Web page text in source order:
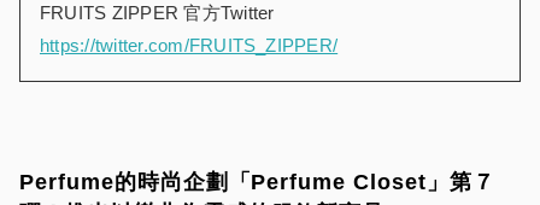
FRUITS ZIPPER 官方Twitter
https://twitter.com/FRUITS_ZIPPER/
Perfume的時尚企劃「Perfume Closet」第７